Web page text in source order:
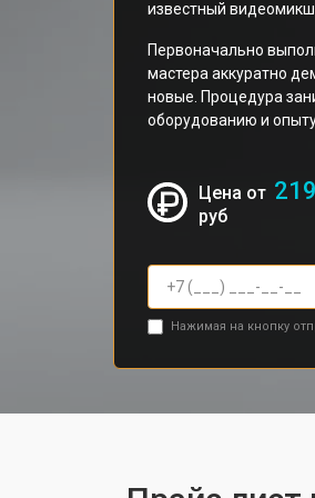
известный
Первоначально
мастера аккуратно
новые. Процедура
оборудованию и
Цена от
руб
Нажимая на кнопку